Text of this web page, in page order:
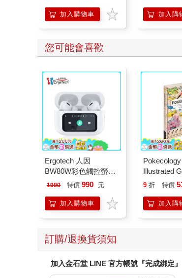
加入購物車
「行動派
學方法
加入購
您可能會喜歡
Ergotech 人因
BW80W彩色觸控螢幕
ANC降噪藍牙耳機
1990 特價 990 元
加入購物車
Illustrated
Pokemon
Press)
9 折 特價
加入購
訂購/退換貨須知
加入金石堂 LINE 官方帳號『完成綁定